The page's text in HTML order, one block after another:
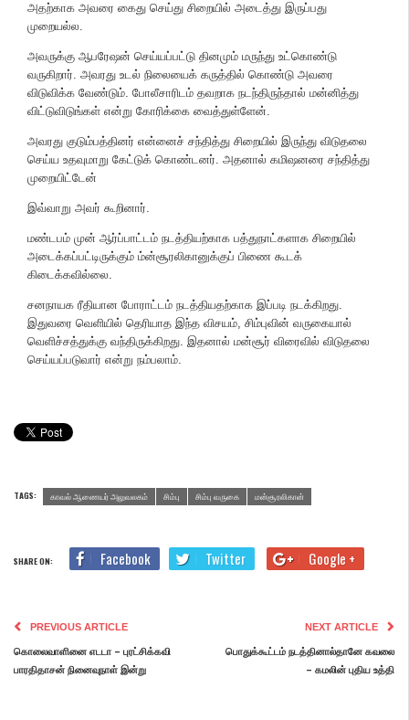
அதற்காக அவரை கைது செய்து சிறையில் அடைத்து இருப்பது
முறையல்ல.
அவருக்கு ஆபரே‌ஷன் செய்யப்பட்டு தினமும் மருந்து உட்கொண்டு
வருகிறார். அவரது உடல் நிலையைக் கருத்தில் கொண்டு அவரை
விடுவிக்க வேண்டும். போலீசாரிடம் தவறாக நடந்திருந்தால் மன்னித்து
விட்டுவிடுங்கள் என்று கோரிக்கை வைத்துள்ளேன்.
அவரது குடும்பத்தினர் என்னைச் சந்தித்து சிறையில் இருந்து விடுதலை
செய்ய உதவுமாறு கேட்டுக் கொண்டனர். அதனால் கமி‌ஷனரை சந்தித்து
முறையிட்டேன்
இவ்வாறு அவர் கூறினார்.
மண்டபம் முன் ஆர்ப்பாட்டம் நடத்தியற்காக பத்துநாட்களாக சிறையில்
அடைக்கப்பட்டிருக்கும் ம்ன்சூரலிகானுக்குப் பிணை கூடக்
கிடைக்கவில்லை.
சனநாயக ரீதியான போராட்டம் நடத்தியதற்காக இப்படி நடக்கிறது.
இதுவரை வெளியில் தெரியாத இந்த விசயம், சிம்புவின் வருகையால்
வெளிச்சத்துக்கு வந்திருக்கிறது. இதனால் மன்சூர் விரைவில் விடுதலை
செய்யப்படுவார் என்று நம்பலாம்.
TAGS: காவல் ஆணையர் அலுவலகம் சிம்பு சிம்பு வருகை மன்சூரலிகான்
SHARE ON: Facebook Twitter Google +
PREVIOUS ARTICLE
கொலைவாளினை எடடா – புரட்சிக்கவி
பாரதிதாசன் நினைவுநாள் இன்று
NEXT ARTICLE
பொதுக்கூட்டம் நடத்தினால்தானே கவலை
– கமலின் புதிய உத்தி